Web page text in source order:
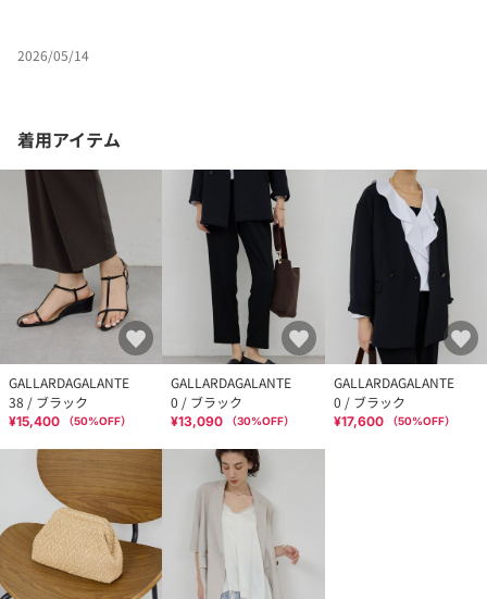
2026/05/14
着用アイテム
GALLARDAGALANTE
38 / ブラック
¥15,400 （50%OFF）
GALLARDAGALANTE
0 / ブラック
¥13,090 （30%OFF）
GALLARDAGALANTE
0 / ブラック
¥17,600 （50%OFF）